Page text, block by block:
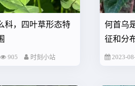
科，四叶草形态特
905 时刻小站
何首乌
征和分
2023-